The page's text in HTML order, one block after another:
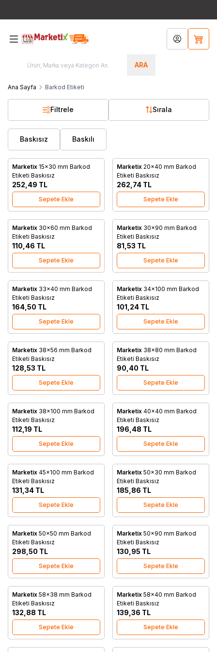
ARA
Hesabım
Ana Sayfa Barkod Etiketi
Filtrele Sırala
Baskısız Baskılı
Favorilere Ekle
Marketix 15x30 mm Barkod
Etiketi Baskısız
252,49 TL
Sepete Ekle
Favorilere Ekle
Marketix 20x40 mm Barkod
Etiketi Baskısız
262,74 TL
Sepete Ekle
Favorilere Ekle
Marketix 30x60 mm Barkod
Etiketi Baskısız
110,46 TL
Sepete Ekle
Favorilere Ekle
Marketix 30x90 mm Barkod
Etiketi Baskısız
81,53 TL
Sepete Ekle
Favorilere Ekle
Marketix 33x40 mm Barkod
Etiketi Baskısız
164,50 TL
Sepete Ekle
Favorilere Ekle
Marketix 34x100 mm Barkod
Etiketi Baskısız
101,24 TL
Sepete Ekle
Favorilere Ekle
Marketix 38x56 mm Barkod
Etiketi Baskısız
128,53 TL
Sepete Ekle
Favorilere Ekle
Marketix 38x80 mm Barkod
Etiketi Baskısız
90,40 TL
Sepete Ekle
Favorilere Ekle
Marketix 38x100 mm Barkod
Etiketi Baskısız
112,19 TL
Sepete Ekle
Favorilere Ekle
Marketix 40x40 mm Barkod
Etiketi Baskısız
196,48 TL
Sepete Ekle
Favorilere Ekle
Marketix 45x100 mm Barkod
Etiketi Baskısız
131,34 TL
Sepete Ekle
Favorilere Ekle
Marketix 50x30 mm Barkod
Etiketi Baskısız
185,86 TL
Sepete Ekle
Favorilere Ekle
Marketix 50x50 mm Barkod
Etiketi Baskısız
298,50 TL
Sepete Ekle
Favorilere Ekle
Marketix 50x90 mm Barkod
Etiketi Baskısız
130,95 TL
Sepete Ekle
Favorilere Ekle
Marketix 58x38 mm Barkod
Etiketi Baskısız
132,88 TL
Sepete Ekle
Favorilere Ekle
Marketix 58x40 mm Barkod
Etiketi Baskısız
139,36 TL
Sepete Ekle